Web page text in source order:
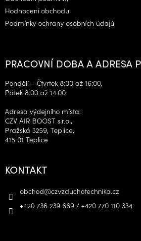
Hodnocení obchodu
Podmínky ochrany osobních údajů
PRACOVNÍ DOBA A ADRESA
Pondělí – Čtvrtek 8:00 až 16:00,
Pátek 8:00 až 14:00
Adresa výdejního místa:
CZV AIR BOOST s.r.o.,
Pražská 3259, Teplice,
415 01 Teplice
KONTAKT
obchod@czvzduchotechnika.cz
+420 736 239 669 / +420 770 110 334